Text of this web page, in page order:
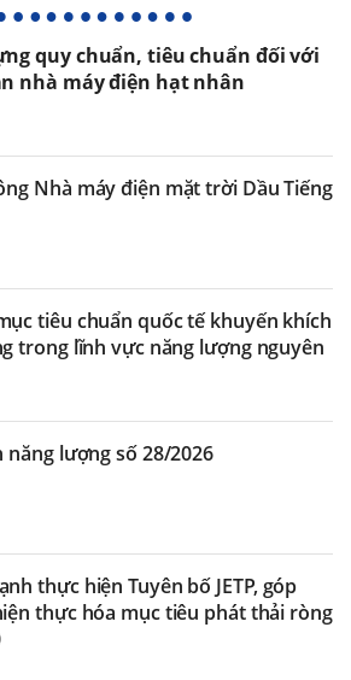
quy chuẩn, tiêu chuẩn đối với
nhà máy điện hạt nhân
Nhà máy điện mặt trời Dầu Tiếng
tiêu chuẩn quốc tế khuyến khích
trong lĩnh vực năng lượng nguyên
năng lượng số 28/2026
thực hiện Tuyên bố JETP, góp
thực hóa mục tiêu phát thải ròng